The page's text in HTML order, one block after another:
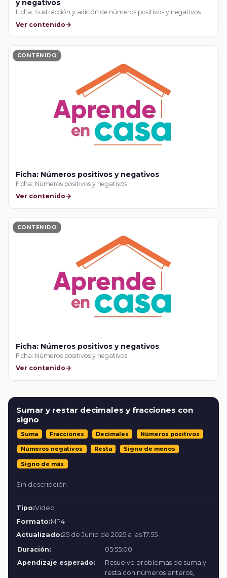
y negativos
Ficha: Sustracción y adición de números positivos y negativos
Ver contenido
CONTENIDO
Ficha: Números positivos y negativos
Ficha: Números positivos y negativos
Ver contenido
CONTENIDO
Ficha: Números positivos y negativos
Ficha: Números positivos y negativos
Ver contenido
Sumar y restar decimales y fracciones con
signo
Suma Fracciones Decimales Números positivos
Números negativos Resta Signo de menos
Signo de más
Sin descripción
Tipo:Video
Formato:MP4
Actualizado:25 de Junio de 2025 a las 17:55
Duración:
05:55:00
Apendizaje esperado:
Resuelve problemas de suma y
resta con números enteros,